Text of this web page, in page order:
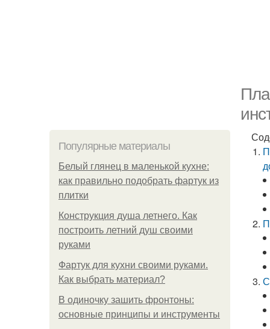
Популярные материалы
Белый глянец в маленькой кухне:
как правильно подобрать фартук из
плитки
Конструкция душа летнего. Как
построить летний душ своими
руками
Фартук для кухни своими руками.
Как выбрать материал?
В одиночку зашить фронтоны:
основные принципы и инструменты